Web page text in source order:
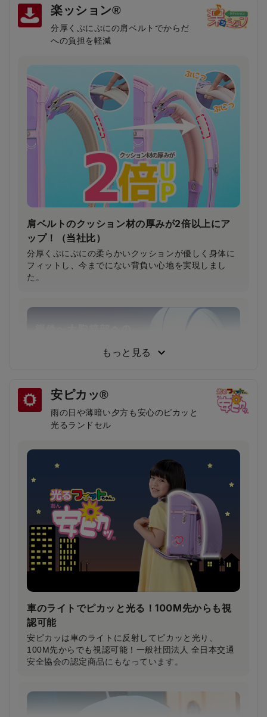
楽ッション®
分厚くぷにぷにの肩ベルトでからだ
への負担を軽減
肩ベルトのクッション材の厚みが2倍以上にア
ップ！（当社比）
分厚くぷにぷにの柔らかいクッションが優しく身体に
フィットし、今までにない背負い心地を実現しまし
た。
鎖骨から大胸筋へかかる圧力が約30％軽減！
（当社比）
柔らかいクッション＆特許登録された特殊構造の楽ッ
ションによって、肩への圧力が分散され、体への負担
が軽減されます。
小学生から支持される圧倒的な背負い心地
もっと見る
安ピカッ®
雨の日や薄暗い夕方も安心のピカッと
光るランドセル
車のライトでピカッと光る！100M先からも視
認可能
安ピカッは車のライトに反射してピカッと光り、
100M先からでも視認可能！一般社団法人 全日本交通
安全協会の認定商品にもなっています。